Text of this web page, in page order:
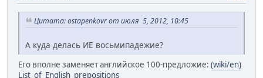
Цитата: ostapenkovr от июля 5, 2012, 10:45
А куда делась ИЕ восьмипадежие?
Его вполне заменяет английское 100-предложие: (wiki/en)
List_of_English_prepositions